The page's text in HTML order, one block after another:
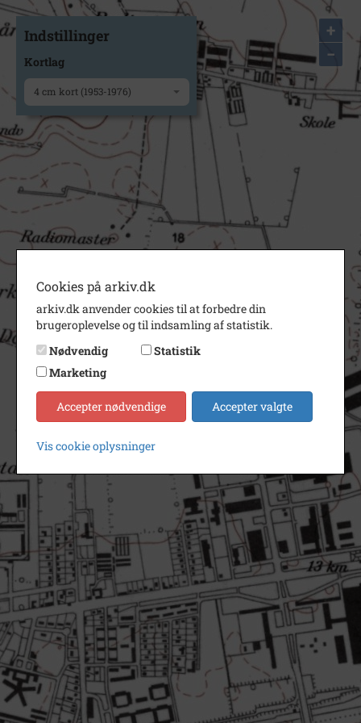
+
−
Indstillinger
Kortlag
4 cm kort (1953-1976)
Cookies på arkiv.dk
arkiv.dk anvender cookies til at forbedre din
brugeroplevelse og til indsamling af statistik.
Nødvendig
Statistik
Marketing
Accepter nødvendige Accepter valgte
Vis cookie oplysninger